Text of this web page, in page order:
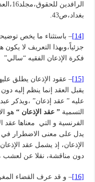
بغداد،ص43.
[14]
– باستثناء ما يخص
جزئياً،وبهذا التعريف لا
فكرة الإذعان الفقيه “سالي”
[15]
– عقود الإذعان يطلق
يقبل العقد إنما ينظم إليه
عليه ” عقد إذعان” ،ويذكر
التسمية” عقد الإذعان “ هو
يدل على معنى الاضطرار في
الإذعان، إذ يشمل عقد
دون مناقشة، نقلا عن لعشب
[16]
– و قد عرف القضاء